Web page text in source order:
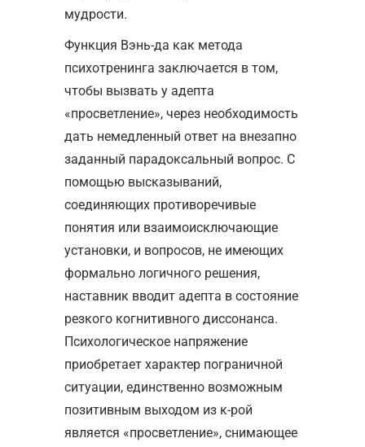
мудрости.
Функция Вэнь-да как метода
психотренинга заключается в том,
чтобы вызвать у адепта
«просветление», через необходимость
дать немедленный ответ на внезапно
заданный парадоксальный вопрос. С
помощью высказываний,
соединяющих противоречивые
понятия или взаимоисключающие
установки, и вопросов, не имеющих
формально логичного решения,
наставник вводит адепта в состояние
резкого когнитивного диссонанса.
Психологическое напряжение
приобретает характер пограничной
ситуации, единственно возможным
позитивным выходом из к-рой
является «просветление», снимающее